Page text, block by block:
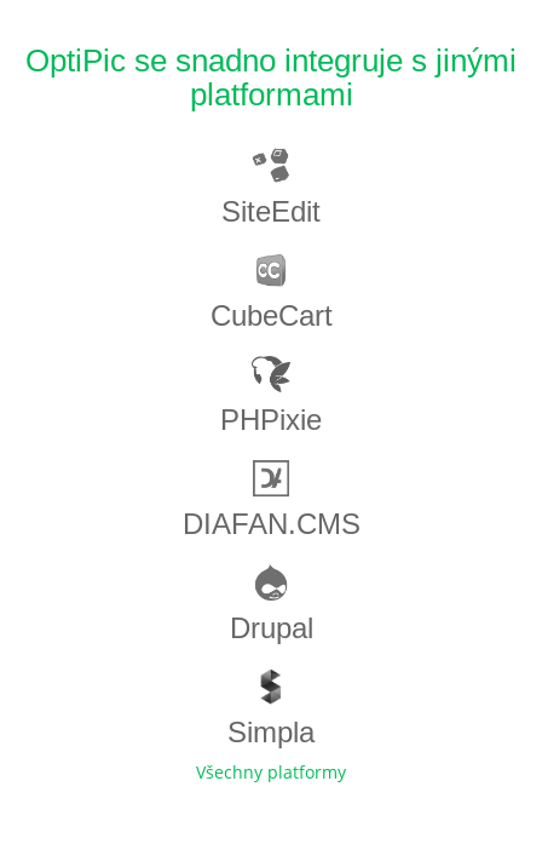
OptiPic se snadno integruje s jinými
platformami
SiteEdit
CubeCart
PHPixie
DIAFAN.CMS
Drupal
Simpla
Všechny platformy